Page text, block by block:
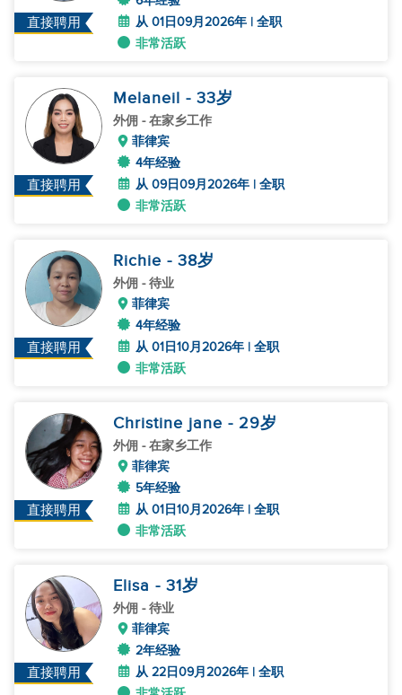
直接聘用
从 01日09月2026年 | 全职
非常活跃
直接聘用
Melaneil - 33岁
外佣 - 在家乡工作
菲律宾
4年经验
从 09日09月2026年 | 全职
非常活跃
直接聘用
Richie - 38岁
外佣 - 待业
菲律宾
4年经验
从 01日10月2026年 | 全职
非常活跃
直接聘用
Christine jane - 29岁
外佣 - 在家乡工作
菲律宾
5年经验
从 01日10月2026年 | 全职
非常活跃
直接聘用
Elisa - 31岁
外佣 - 待业
菲律宾
2年经验
从 22日09月2026年 | 全职